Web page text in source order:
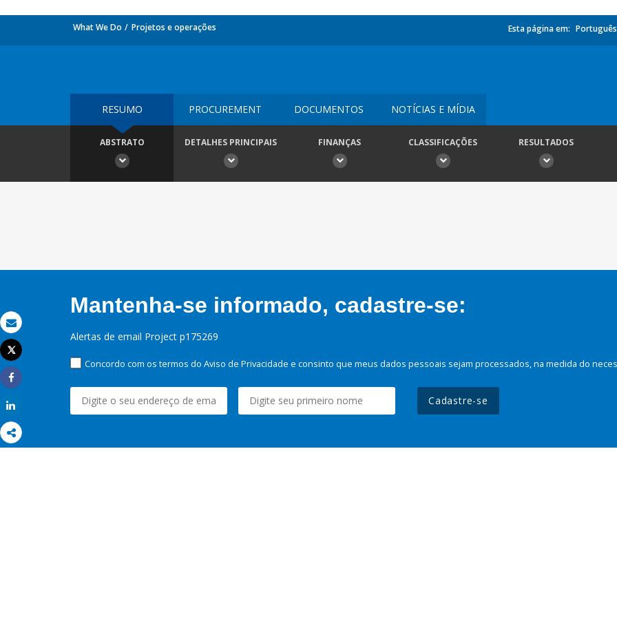
Email
Imprimir
Tweet
Share
What We Do Projetos e operações Esta página em: Português
RESUMO PROCUREMENT DOCUMENTOS NOTÍCIAS E MÍDIA
ABSTRATO DETALHES PRINCIPAIS FINANÇAS CLASSIFICAÇÕES RESULTADOS
Mantenha-se informado, cadastre-se:
Alertas de email Project p175269
Concordo com os termos do Aviso de Privacidade e consinto que meus dados pessoais sejam processados, na medida do
Cadastre-se